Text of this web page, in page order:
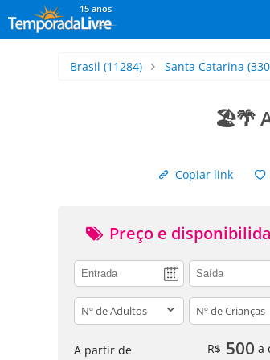
15 anos
Brasil (11284) Santa Catarina
🏖️🌴
Copiar link
Preço e
adults children
A partir de R$ 500 a